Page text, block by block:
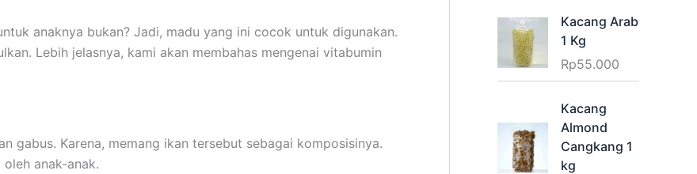
anaknya bukan? Jadi, madu yang ini cocok untuk digunakan.
Lebih jelasnya, kami akan membahas mengenai vitabumin
gabus. Karena, memang ikan tersebut sebagai komposisinya.
anak-anak.
Kacang Arab
1 Kg
Rp55.000
Kacang
Almond
Cangkang 1
kg